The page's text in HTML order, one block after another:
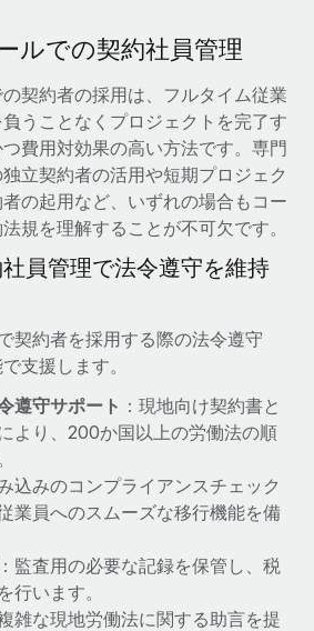
プライアンスの専門サポート
ェック
をシンプルに
クを先回りして対応
で提供・管理
ピーディに設立
ーズに
簡単に管理
ーシップの可能性を検討する
近日リリース予定
するコンサルティング
康とウェルネスのスタートアップである
るWeaviateは、Remoteを使
ワークフォースを120%に増やした
示する
ルでの契約社員管理
契約者の採用は、フルタイム従業
うことなくプロジェクトを完了す
費用対効果の高い方法です。専門
立契約者の活用や短期プロジェク
の起用など、いずれの場合もコー
規を理解することが不可欠です。
員管理で法令遵守を維持
契約者を採用する際の法令遵守
支援します。
遵守サポート ：現地向け契約書と
より、200か国以上の労働法の順
込みのコンプライアンスチェック
業員へのスムーズな移行機能を備
：監査用の必要な記録を保管し、税
行います。
複雑な現地労働法に関する助言を提